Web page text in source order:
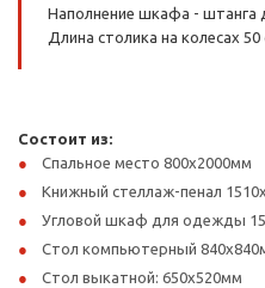
Наполнение шкафа - штанга
Длина столика на колесах 50
Состоит из:
Спальное место 800х2000мм
Книжный стеллаж-пенал
Угловой шкаф для одежды
Стол компьютерный
Стол выкатной: 650х520мм